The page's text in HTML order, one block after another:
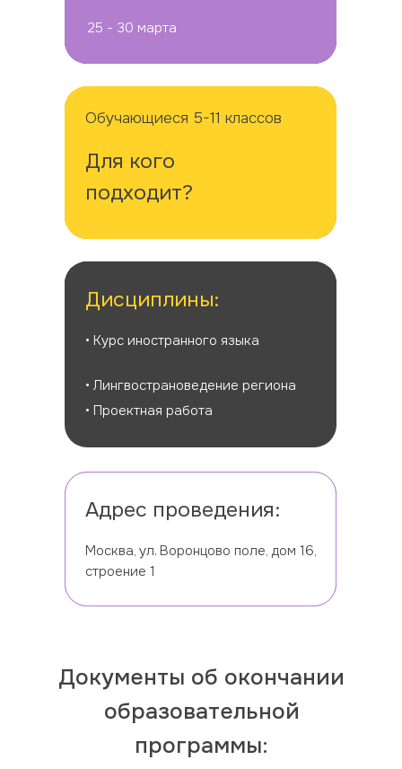
25 - 30 марта
Обучающиеся 5-11 классов
Дисциплины:
• Курс иностранного языка
• Лингвострановедение региона
• Проектная работа
Адрес проведения:
Москва, ул. Воронцово поле, дом 16,
строение 1
Для кого
подходит?
Документы об окончании
образовательной
программы: